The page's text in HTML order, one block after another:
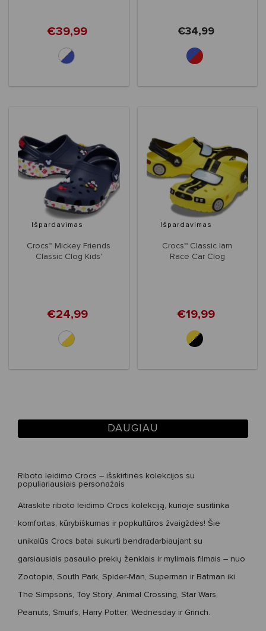
€39,99 €34,99
Išpardavimas
Crocs™ Mickey Friends
Classic Clog Kids'
€24,99
Išpardavimas
Crocs™ Classic Iam
Race Car Clog
€19,99
DAUGIAU
Riboto leidimo Crocs – išskirtinės kolekcijos su
populiariausiais personažais
Atraskite riboto leidimo Crocs kolekciją , kurioje susitinka
komfortas, kūrybiškumas ir popkultūros žvaigždės! Šie
unikalūs Crocs batai sukurti bendradarbiaujant su
garsiausiais pasaulio prekių ženklais ir mylimais filmais – nuo
Zootopia South Park Spider-Man Superman ir Batman iki
The Simpsons Toy Story Animal Crossing Star Wars
Peanuts Smurfs Harry Potter, Wednesday ir Grinch